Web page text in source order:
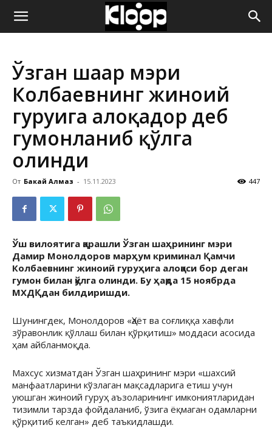
ҚИРҒИЗИСТОН
ЯНГИЛИКЛАРИ
Ўзган шаҳар мэри
Колбаевнинг жиноий
гуруҳига алоқадор деб
гумонланиб қўлга
олинди
От Бакай Алмаз - 15.11.2023 447
Ўш вилоятига қарашли Ўзган шаҳрининг мэри
Дамир Монолдоров марҳум криминал Қамчи
Колбаевнинг жиноий гуруҳига алоқаси бор деган
гумон билан қўлга олинди. Бу ҳақда 15 ноябрда
МХДҚдан билдиришди.
Шунингдек, Монолдоров «Ҳаёт ва соғлиққа хавфли
зўравонлик қўллаш билан қўрқитиш» моддаси асосида
ҳам айбланмоқда.
Махсус хизматдан Ўзган шаҳрининг мэри «шахсий
манфаатларини кўзлаган мақсадларига етиш учун
уюшган жиноий гуруҳ аъзоларининг имкониятларидан
тизимли тарзда фойдаланиб, ўзига ёқмаган одамларни
қўрқитиб келган» деб таъкидлашди.